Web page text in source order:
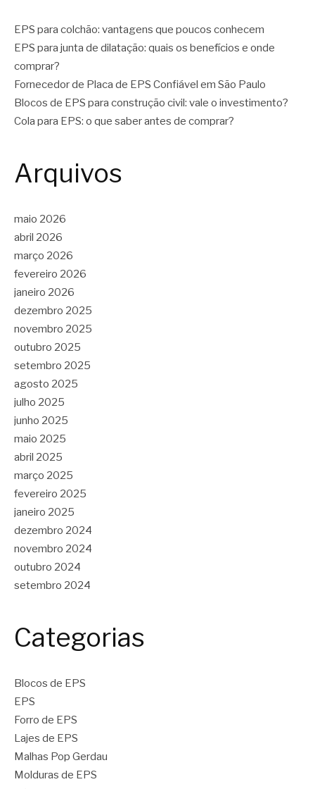
EPS para colchão: vantagens que poucos conhecem
EPS para junta de dilatação: quais os benefícios e onde
comprar?
Fornecedor de Placa de EPS Confiável em São Paulo
Blocos de EPS para construção civil: vale o investimento?
Cola para EPS: o que saber antes de comprar?
Arquivos
maio 2026
abril 2026
março 2026
fevereiro 2026
janeiro 2026
dezembro 2025
novembro 2025
outubro 2025
setembro 2025
agosto 2025
julho 2025
junho 2025
maio 2025
abril 2025
março 2025
fevereiro 2025
janeiro 2025
dezembro 2024
novembro 2024
outubro 2024
setembro 2024
Categorias
Blocos de EPS
EPS
Forro de EPS
Lajes de EPS
Malhas Pop Gerdau
Molduras de EPS